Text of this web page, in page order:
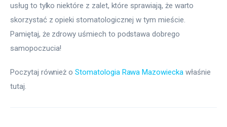
usług to tylko niektóre z zalet, które sprawiają, że warto
skorzystać z opieki stomatologicznej w tym mieście.
Pamiętaj, że zdrowy uśmiech to podstawa dobrego
samopoczucia!
Poczytaj również o Stomatologia Rawa Mazowiecka właśnie
tutaj.